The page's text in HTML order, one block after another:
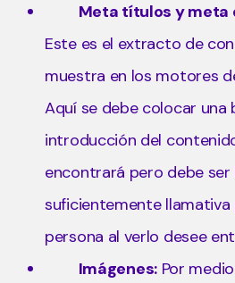
Meta títulos y meta
Este es el extracto de
muestra en los motores
Aquí se debe colocar una
introducción del
encontrará pero debe ser
suficientemente llamativa
persona al verlo desee
Imágenes:Por